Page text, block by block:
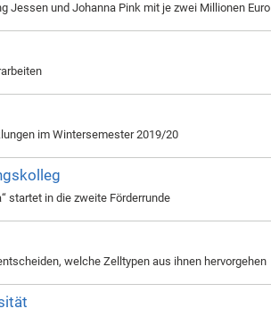
Jessen und Johanna Pink mit je zwei Millionen Euro
im Wintersemester 2019/20
startet in die zweite Förderrunde
welche Zelltypen aus ihnen hervorgehen